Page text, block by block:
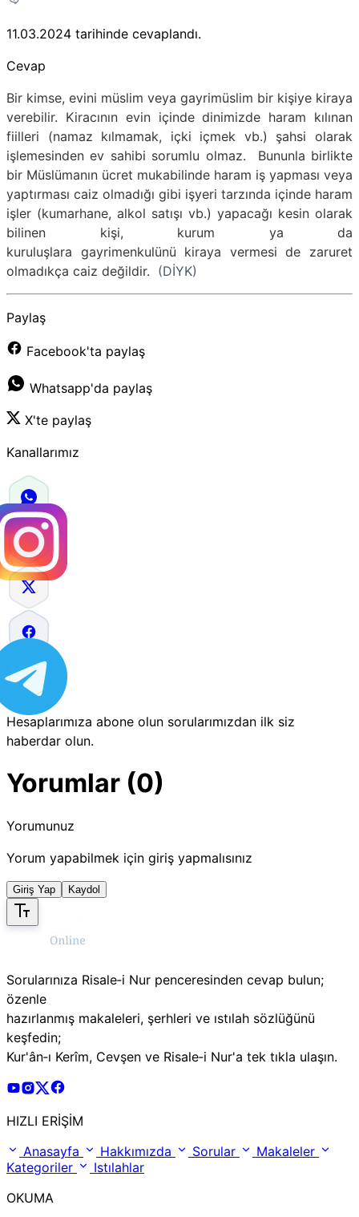
11.03.2024 tarihinde cevaplandı.
Cevap
Bir kimse, evini müslim veya gayrimüslim bir kişiye kiraya
verebilir. Kiracının evin içinde dinimizde haram kılınan
fiilleri (namaz kılmamak, içki içmek vb.) şahsi olarak
işlemesinden ev sahibi sorumlu olmaz. Bununla birlikte
bir Müslümanın ücret mukabilinde haram iş yapması veya
yaptırması caiz olmadığı gibi işyeri tarzında içinde haram
işler (kumarhane, alkol satışı vb.) yapacağı kesin olarak
bilinen kişi, kurum ya da
kuruluşlara gayrimenkulünü kiraya vermesi de zaruret
olmadıkça caiz değildir. (DİYK)
Paylaş
Facebook'ta paylaş
Whatsapp'da paylaş
X'te paylaş
Kanallarımız
Hesaplarımıza abone olun sorularımızdan ilk siz
haberdar olun.
Yorumlar (0)
Yorumunuz
Yorum yapabilmek için giriş yapmalısınız
Giriş Yap Kaydol
Sorularınıza Risale‑i Nur penceresinden cevap bulun;
özenle
hazırlanmış makaleleri, şerhleri ve ıstılah sözlüğünü
keşfedin;
Kur'ân‑ı Kerîm, Cevşen ve Risale‑i Nur'a tek tıkla ulaşın.
Risale Online Youtube Hesabı
Risale Online Instagram Hesabı
Risale Online X Hesabı
HIZLI ERİŞİM
Anasayfa
Hakkımızda Sorular
Makaleler
Kategoriler
Istılahlar
OKUMA